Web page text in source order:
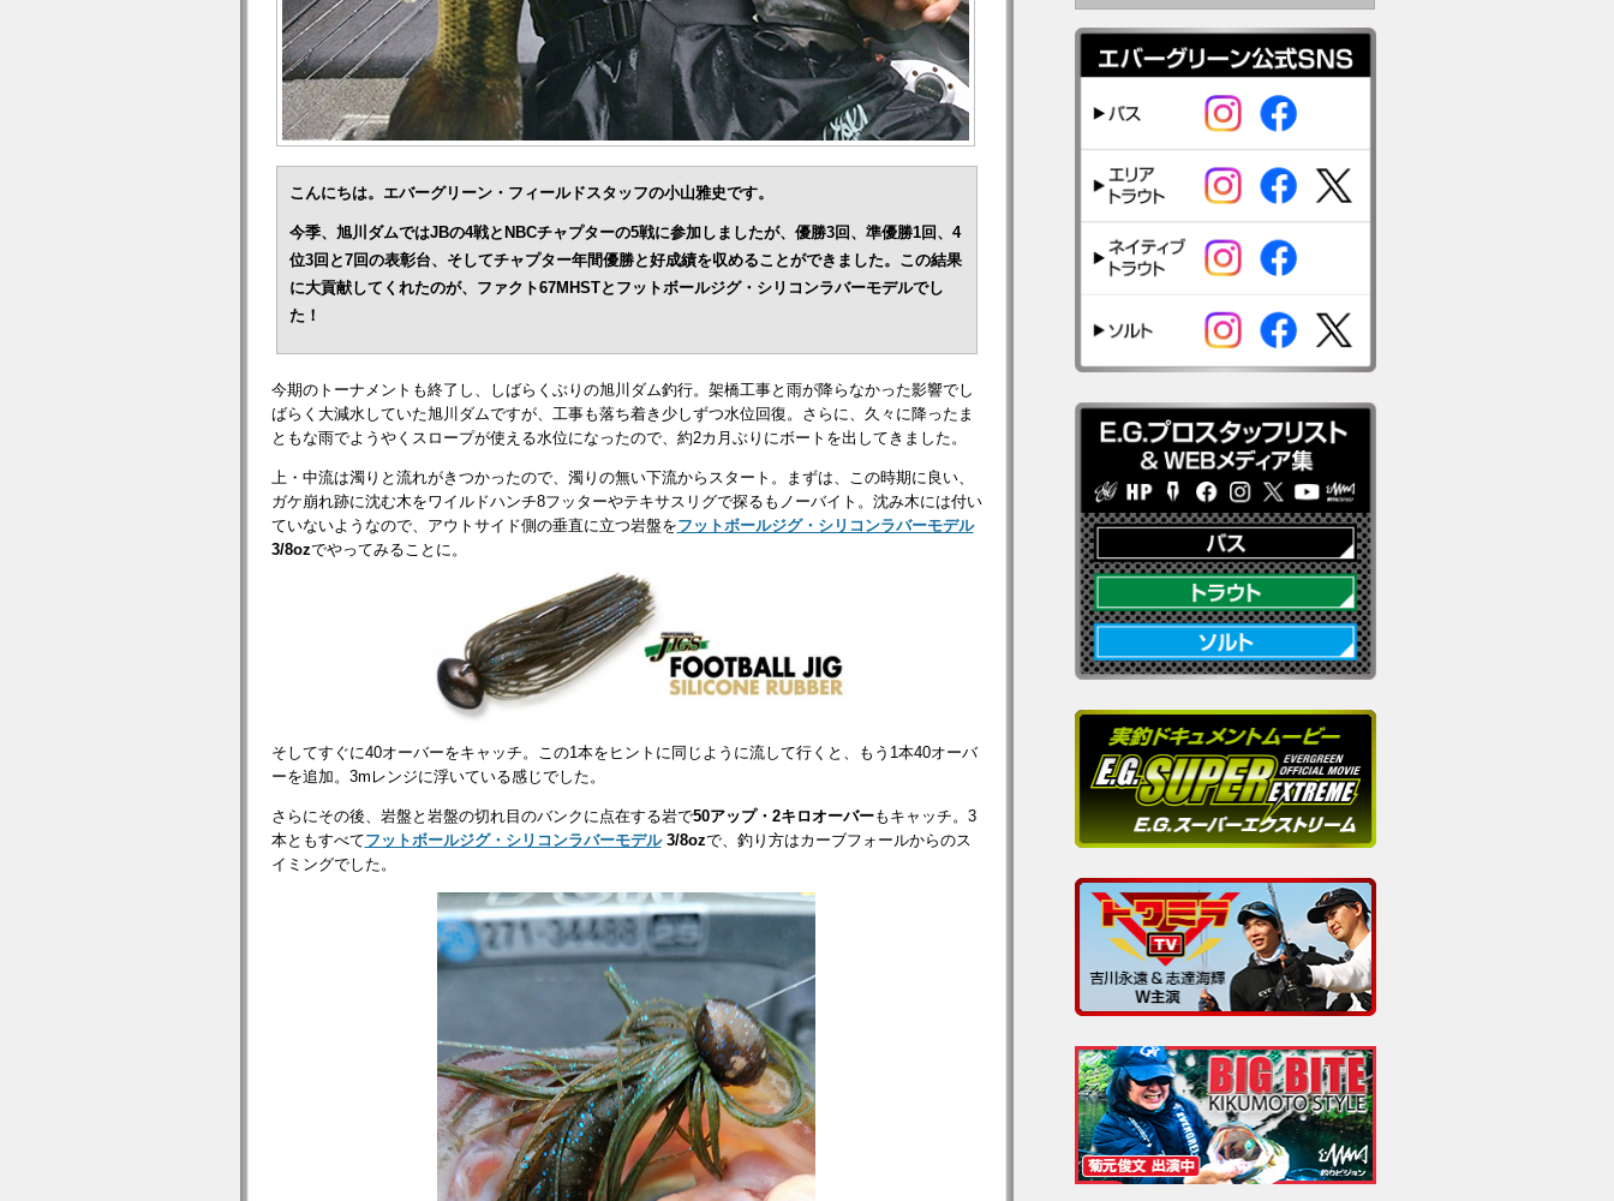
こんにちは。エバーグリーン・フィールドスタッフの小山雅史です。
今季、旭川ダムではJBの4戦とNBCチャプターの5戦に参加しましたが、優勝3回、準優勝1回、4
位3回と7回の表彰台、そしてチャプター年間優勝と好成績を収めることができました。この結果
に大貢献してくれたのが、ファクト67MHSTとフットボールジグ・シリコンラバーモデルでし
た！
今期のトーナメントも終了し、しばらくぶりの旭川ダム釣行。架橋工事と雨が降らなかった影響でし
ばらく大減水していた旭川ダムですが、工事も落ち着き少しずつ水位回復。さらに、久々に降ったま
ともな雨でようやくスロープが使える水位になったので、約2カ月ぶりにボートを出してきました。
上・中流は濁りと流れがきつかったので、濁りの無い下流からスタート。まずは、この時期に良い、
ガケ崩れ跡に沈む木をワイルドハンチ8フッターやテキサスリグで探るもノーバイト。沈み木には付い
ていないようなので、アウトサイド側の垂直に立つ岩盤をフットボールジグ・シリコンラバーモデル
3/8ozでやってみることに。
そしてすぐに40オーバーをキャッチ。この1本をヒントに同じように流して行くと、もう1本40オーバ
ーを追加。3mレンジに浮いている感じでした。
さらにその後、岩盤と岩盤の切れ目のバンクに点在する岩で50アップ・2キロオーバーもキャッチ。3
本ともすべてフットボールジグ・シリコンラバーモデル3/8ozで、釣り方はカーブフォールからのス
イミングでした。